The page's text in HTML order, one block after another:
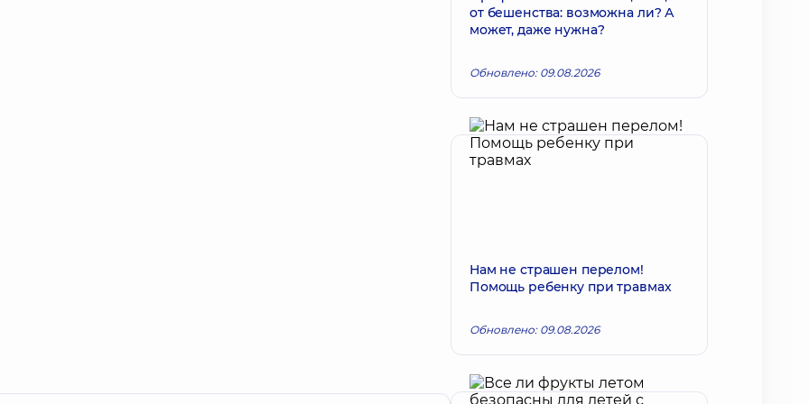
от бешенства: возможна ли? А
может, даже нужна?
Обновлено: 09.08.2026
Нам не страшен перелом!
Помощь ребенку при травмах
Обновлено: 09.08.2026